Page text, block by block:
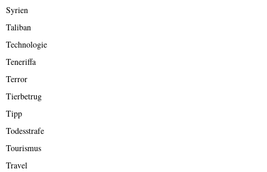
Syrien
Taliban
Technologie
Teneriffa
Terror
Tierbetrug
Tipp
Todesstrafe
Tourismus
Travel